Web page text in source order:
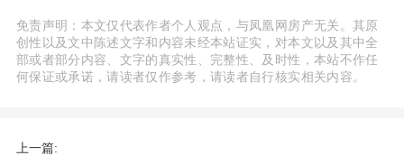
00亿元，全口径政府债权回收超1500亿
元，年末逾期金额减少约1500亿元。详细
中国建筑2025年计提资产减值准备258.
免责声明：本文仅代表作者个人观点，与凤凰网房产无关。其原
创性以及文中陈述文字和内容未经本站证实，对本文以及其中全
部或者部分内容、文字的真实性、完整性、及时性，本站不作任
何保证或承诺，请读者仅作参考，请读者自行核实相关内容。
上一篇: